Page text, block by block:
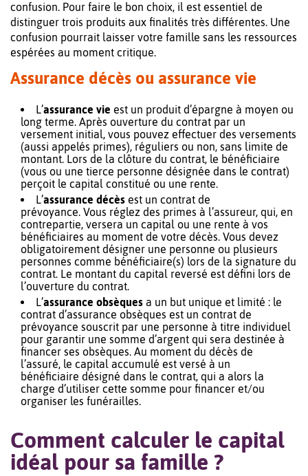
confusion. Pour faire le bon choix, il est essentiel de
distinguer trois produits aux finalités très différentes. Une
confusion pourrait laisser votre famille sans les ressources
espérées au moment critique.
Assurance décès ou assurance vie
L’assurance vie est un produit d’épargne à moyen ou
long terme. Après ouverture du contrat par un
versement initial, vous pouvez effectuer des versements
(aussi appelés primes), réguliers ou non, sans limite de
montant. Lors de la clôture du contrat, le bénéficiaire
(vous ou une tierce personne désignée dans le contrat)
perçoit le capital constitué ou une rente.
L’assurance décès est un contrat de
prévoyance. Vous réglez des primes à l’assureur, qui, en
contrepartie, versera un capital ou une rente à vos
bénéficiaires au moment de votre décès. Vous devez
obligatoirement désigner une personne ou plusieurs
personnes comme bénéficiaire(s) lors de la signature du
contrat. Le montant du capital reversé est défini lors de
l’ouverture du contrat.
L’assurance obsèques a un but unique et limité : le
contrat d’assurance obsèques est un contrat de
prévoyance souscrit par une personne à titre individuel
pour garantir une somme d’argent qui sera destinée à
financer ses obsèques. Au moment du décès de
l’assuré, le capital accumulé est versé à un
bénéficiaire désigné dans le contrat, qui a alors la
charge d’utiliser cette somme pour financer et/ou
organiser les funérailles.
Comment calculer le capital
idéal pour sa famille ?